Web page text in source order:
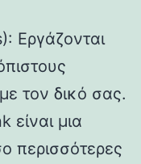
Εργάζονται
τον δικό σας.
είναι μια
περισσότερες